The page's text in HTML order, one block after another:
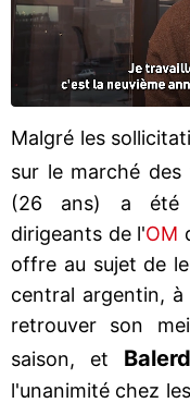
Malgré les
sur le marché
(26 ans) a été
dirigeants de l'OM
offre au sujet de
central argentin, à
retrouver son
saison, et
l'unanimité chez